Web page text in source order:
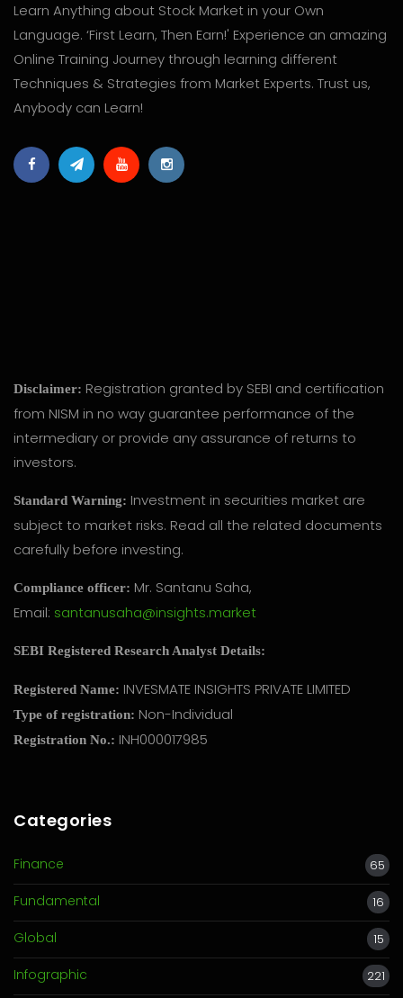
Learn Anything about Stock Market in your Own
Language. ‘First Learn, Then Earn!' Experience an amazing
Online Training Journey through learning different
Techniques & Strategies from Market Experts. Trust us,
Anybody can Learn!
Disclaimer: Registration granted by SEBI and certification
from NISM in no way guarantee performance of the
intermediary or provide any assurance of returns to
investors.
Standard Warning: Investment in securities market are
subject to market risks. Read all the related documents
carefully before investing.
Compliance officer: Mr. Santanu Saha,
Email: santanusaha@insights.market
SEBI Registered Research Analyst Details:
Registered Name: INVESMATE INSIGHTS PRIVATE LIMITED
Type of registration: Non-Individual
Registration No.: INH000017985
Categories
Finance 65
Fundamental 16
Global 15
Infographic 221